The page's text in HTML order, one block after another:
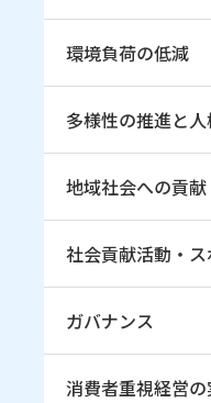
安全で安心して
環境負荷の低減
持続可能な資源の
循環型社会の形成
環境マネジメン
TNFDへの取組み
多様性の推進と
女性活躍推進宣言
エンゲージメン
雪印メグミルク健
地域社会への貢献
社会貢献活動・
小中学生へのス
ガバナンス
消費者重視経営の